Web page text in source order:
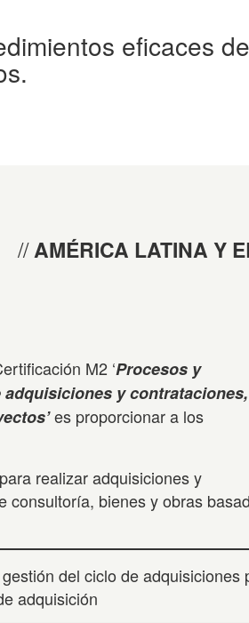
eficaces
AMÉRICA LATINA Y
M2 ‘Procesos y
y
es proporcionar a los
realizar adquisiciones y
consultoría, bienes y obras
del ciclo de adquisiciones
adquisición